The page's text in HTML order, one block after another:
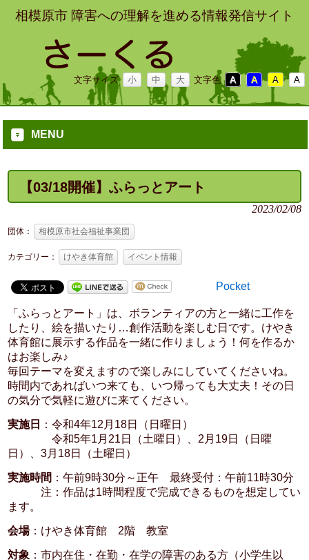
相模原市 障害への理解を進める情報発信サイト
文字サイズ 小 中 大 文字色 A A A A
MENU
【03/18開催】ふらっとアート
2023/02/08
団体： 相模原市社会福祉事業団
カテゴリー： けやき体育館 イベント情報
Pocket
「ふらっとアート」は、ボランティアの方と一緒に工作を
したり、絵を描いたり…創作活動を楽しむ日です。けやき
体育館に展示する作品を一緒に作りましょう！何を作るか
はお楽しみ♪
毎回テーマを変えますので楽しみにしていてくださいね。
時間内であればいつ来ても、いつ帰っても大丈夫！その日
の気分で気軽に遊びに来てください。
実施日
：令和4年12月18日（日曜日）
令和5年1月21日（土曜日）、2月19日（日曜
日）、3月18日（土曜日）
実施時間 ：午前9時30分～正午 最終受付：午前11時30分
注：作品は1時間程度で完成できるものを想定してい
ます。
会場：けやき体育館 2階 教室
対象 ：市内在住・在勤・在学の障害のある方（小学生以